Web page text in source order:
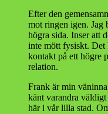
Efter den
mot ringen igen. Jag
högra sida. Inser att
inte mött fysiskt. Det
kontakt på ett högre
relation.
Frank är min
känt varandra väldigt
här i vår lilla stad.